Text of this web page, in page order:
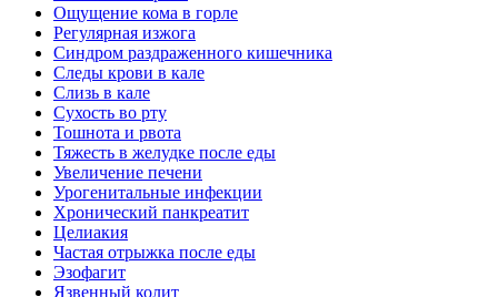
Ощущение кома в горле
Регулярная изжога
Синдром раздраженного кишечника
Следы крови в кале
Слизь в кале
Сухость во рту
Тошнота и рвота
Тяжесть в желудке после еды
Увеличение печени
Урогенитальные инфекции
Хронический панкреатит
Целиакия
Частая отрыжка после еды
Эзофагит
Язвенный колит